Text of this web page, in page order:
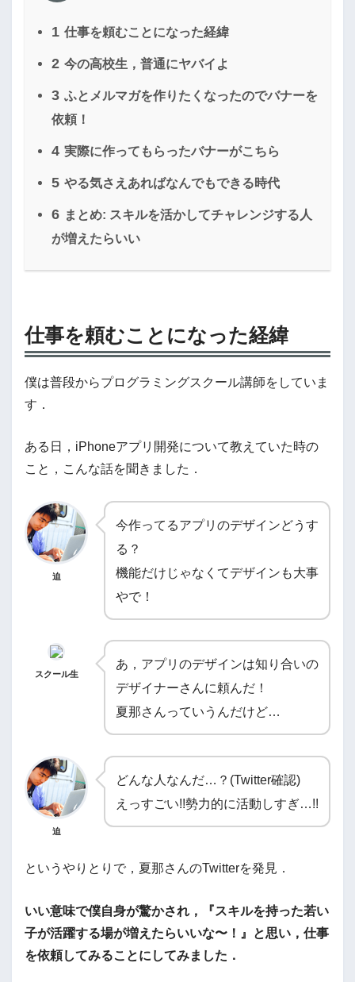
1 仕事を頼むことになった経緯
2 今の高校生，普通にヤバイよ
3 ふとメルマガを作りたくなったのでバナーを
依頼！
4 実際に作ってもらったバナーがこちら
5 やる気さえあればなんでもできる時代
6 まとめ: スキルを活かしてチャレンジする人
が増えたらいい
仕事を頼むことになった経緯
僕は普段からプログラミングスクール講師をしていま
す．
ある日，iPhoneアプリ開発について教えていた時の
こと，こんな話を聞きました．
迫
今作ってるアプリのデザインどうす
る？
機能だけじゃなくてデザインも大事
やで！
スクール生
あ，アプリのデザインは知り合いの
デザイナーさんに頼んだ！
夏那さんっていうんだけど…
迫
どんな人なんだ…？(Twitter確認)
えっすごい!!勢力的に活動しすぎ…!!
というやりとりで，夏那さんのTwitterを発見．
いい意味で僕自身が驚かされ，『スキルを持った若い
子が活躍する場が増えたらいいな〜！』と思い，仕事
を依頼してみることにしてみました．